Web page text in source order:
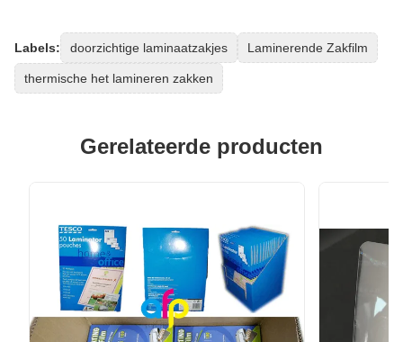
Labels: doorzichtige laminaatzakjes Laminerende Zakfilm
thermische het lamineren zakken
Gerelateerde producten